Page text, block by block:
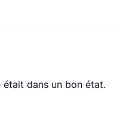
dans un bon état.